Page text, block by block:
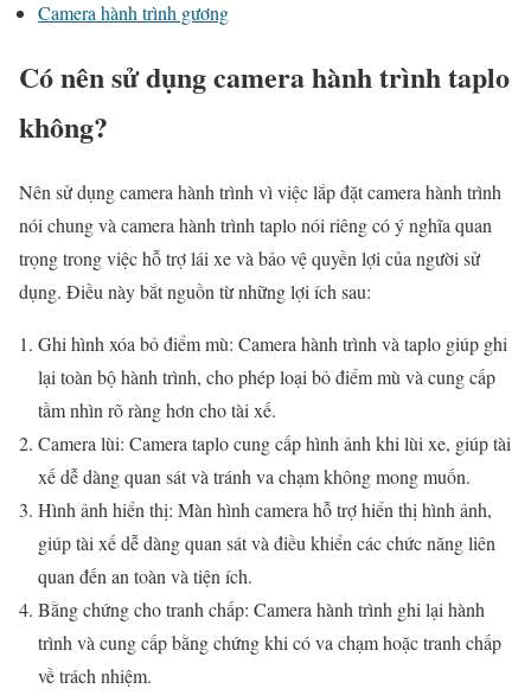
Camera hành trình gương
Có nên sử dụng camera hành trình taplo
không?
Nên sử dụng camera hành trình vì việc lắp đặt camera hành trình
nói chung và camera hành trình taplo nói riêng có ý nghĩa quan
trọng trong việc hỗ trợ lái xe và bảo vệ quyền lợi của người sử
dụng. Điều này bắt nguồn từ những lợi ích sau:
Ghi hình xóa bỏ điểm mù: Camera hành trình và taplo giúp ghi
lại toàn bộ hành trình, cho phép loại bỏ điểm mù và cung cấp
tầm nhìn rõ ràng hơn cho tài xế.
Camera lùi: Camera taplo cung cấp hình ảnh khi lùi xe, giúp tài
xế dễ dàng quan sát và tránh va chạm không mong muốn.
Hình ảnh hiển thị: Màn hình camera hỗ trợ hiển thị hình ảnh,
giúp tài xế dễ dàng quan sát và điều khiển các chức năng liên
quan đến an toàn và tiện ích.
Bằng chứng cho tranh chấp: Camera hành trình ghi lại hành
trình và cung cấp bằng chứng khi có va chạm hoặc tranh chấp
về trách nhiệm.